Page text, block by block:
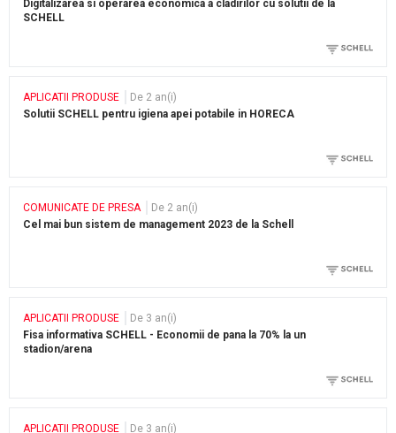
Digitalizarea si operarea economica a cladirilor cu solutii de la
SCHELL
APLICATII PRODUSE
De 2 an(i)
Solutii SCHELL pentru igiena apei potabile in HORECA
COMUNICATE DE PRESA
De 2 an(i)
Cel mai bun sistem de management 2023 de la Schell
APLICATII PRODUSE
De 3 an(i)
Fisa informativa SCHELL - Economii de pana la 70% la un
stadion/arena
APLICATII PRODUSE
De 3 an(i)